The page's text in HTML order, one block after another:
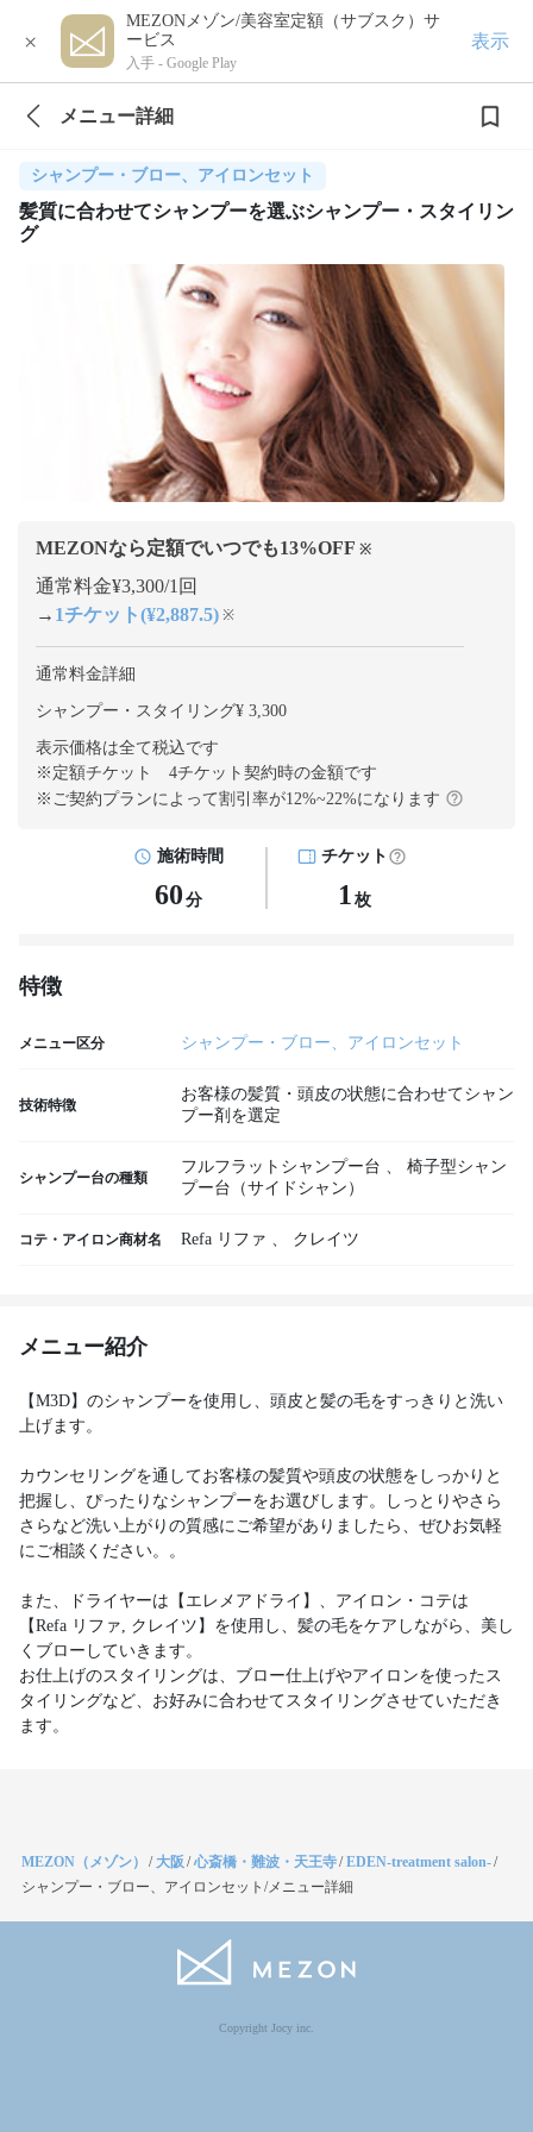
×
MEZONメゾン/美容室定額（サブスク）サ
ービス
入手 - Google Play
表示
メニュー詳細
シャンプー・ブロー、アイロンセット
髪質に合わせてシャンプーを選ぶシャンプー・スタイリン
グ
MEZONなら定額でいつでも13%OFF ※
通常料金¥3,300/1回
→ 1チケット(¥2,887.5) ※
通常料金詳細
シャンプー・スタイリング¥ 3,300
表示価格は全て税込です
※定額チケット 4チケット契約時の金額です
※ご契約プランによって割引率が12%~22%になります
施術時間
60 分
チケット
1 枚
特徴
メニュー区分 シャンプー・ブロー、アイロンセット
技術特徴
お客様の髪質・頭皮の状態に合わせてシャン
プー剤を選定
シャンプー台の種類
フルフラットシャンプー台 、
椅子型シャン
プー台（サイドシャン）
コテ・アイロン商材名 Refa リファ 、 クレイツ
メニュー紹介
【M3D】のシャンプーを使用し、頭皮と髪の毛をすっきりと洗い
上げます。
カウンセリングを通してお客様の髪質や頭皮の状態をしっかりと
把握し、ぴったりなシャンプーをお選びします。しっとりやさら
さらなど洗い上がりの質感にご希望がありましたら、ぜひお気軽
にご相談ください。。
また、ドライヤーは【エレメアドライ】、アイロン・コテは
【Refa リファ, クレイツ】を使用し、髪の毛をケアしながら、美し
くブローしていきます。
お仕上げのスタイリングは、ブロー仕上げやアイロンを使ったス
タイリングなど、お好みに合わせてスタイリングさせていただき
ます。
MEZON（メゾン） /大阪 /心斎橋・難波・天王寺/EDEN-treatment salon-/
シャンプー・ブロー、アイロンセット/メニュー詳細
Copyright Jocy inc.